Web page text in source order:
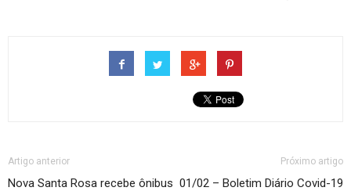
Artigo anterior
Nova Santa Rosa recebe ônibus
Próximo artigo
01/02 – Boletim Diário Covid-19